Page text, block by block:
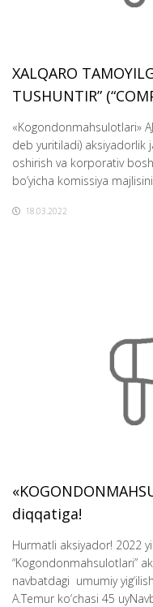
XALQARO
TUSHUNTIR”
«Kogondonmahsulotlari»
deb yuritiladi) aksiyadorlik
oshirish va korporativ
bo’yicha komissiya
18.03.2022
diqqatiga!
Hurmatli aksiyador! 2022
“Kogondonmahsulotlari”
navbatdagi umumiy
A.Temur ko‘chasi 45